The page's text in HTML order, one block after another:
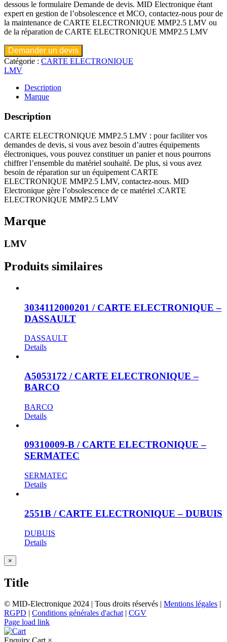
dessous le formulaire Demande de devis. MID Electronique étant
expert en gestion de l’obsolescence et MCO, contactez-nous pour de
la maintenance de CARTE ELECTRONIQUE MMP2.5 LMV ou
de la réparation de CARTE ELECTRONIQUE MMP2.5 LMV
Demander un devis
Catégorie : CARTE ELECTRONIQUE
LMV
Description
Marque
Description
CARTE ELECTRONIQUE MMP2.5 LMV : pour faciliter vos
demandes de devis, si vous avez besoin d’autres équipements
électroniques, vous pouvez constituer un panier et nous pourrons
chiffrer l’ensemble du matériel souhaité. De plus, si vous avez
besoin de réparation sur un équipement CARTE
ELECTRONIQUE MMP2.5 LMV, contactez-nous. MID
Electronique gère l’obsolescence de ce matériel :CARTE
ELECTRONIQUE MMP2.5 LMV
Marque
LMV
Produits similaires
3034112000201 / CARTE ELECTRONIQUE –
DASSAULT
DASSAULT
Details
A5053172 / CARTE ELECTRONIQUE –
BARCO
BARCO
Details
09310009-B / CARTE ELECTRONIQUE –
SERMATEC
SERMATEC
Details
2551B / CARTE ELECTRONIQUE – DUBUIS
DUBUIS
Details
Close
product
view
×
Title
© MID-Electronique 2024 | Tous droits réservés | Mentions légales |
RGPD | Conditions générales d'achat| CGV
LinkedIn
Indeed
Facebook
Page load link